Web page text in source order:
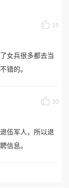
15
女兵很多都去当
错的。
30
伍军人，所以退
信息。